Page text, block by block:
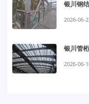
银川钢
2026-06-
银川管
2026-06-